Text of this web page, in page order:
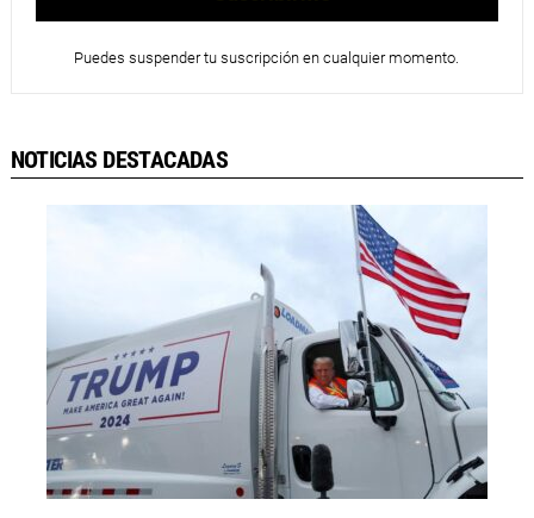
Puedes suspender tu suscripción en cualquier momento.
NOTICIAS DESTACADAS